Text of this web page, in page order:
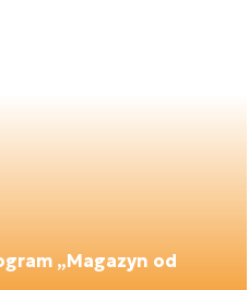
„Magazyn od